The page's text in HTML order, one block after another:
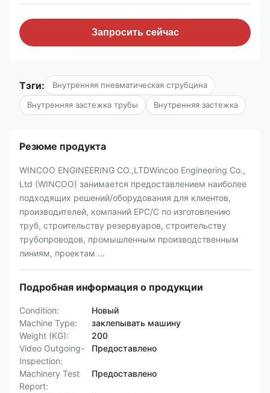
Запросить сейчас
Тэги: Внутренняя пневматическая струбцина
Внутренняя застежка трубы Внутренняя застежка
Резюме продукта
WINCOO ENGINEERING CO.,LTDWincoo Engineering Co.,
Ltd (WINCOO) занимается предоставлением наиболее
подходящих решений/оборудования для клиентов,
производителей, компаний EPC/C по изготовлению
труб, строительству резервуаров, строительству
трубопроводов, промышленным производственным
линиям, проектам ...
Подробная информация о продукции
Condition:
Новый
Machine Type:
заклепывать машину
Weight (KG):
200
Video Outgoing-
Inspection:
Предоставлено
Machinery Test
Report:
Предоставлено